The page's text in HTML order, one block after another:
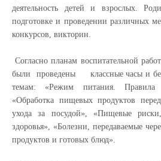
деятельность детей и взрослых.
подготовке и проведении различных
конкурсов, викторин.
Согласно планам воспитательной
были проведены классные часы и
темам: «Режим питания. Правила
«Обработка пищевых продуктов
ухода за посудой», «Пищевые
здоровья», «Болезни, передаваемые
продуктов и готовых блюд».